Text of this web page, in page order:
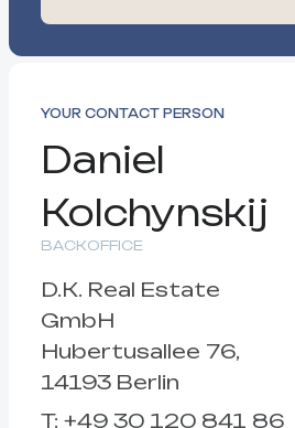
YOUR CONTACT PERSON
Daniel
Kolchynskij
BACKOFFICE
D.K. Real Estate
GmbH
Hubertusallee 76,
14193 Berlin
T: +49 30 120 841 86